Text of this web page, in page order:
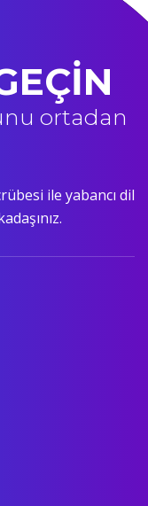
ortadan
ile yabancı dil